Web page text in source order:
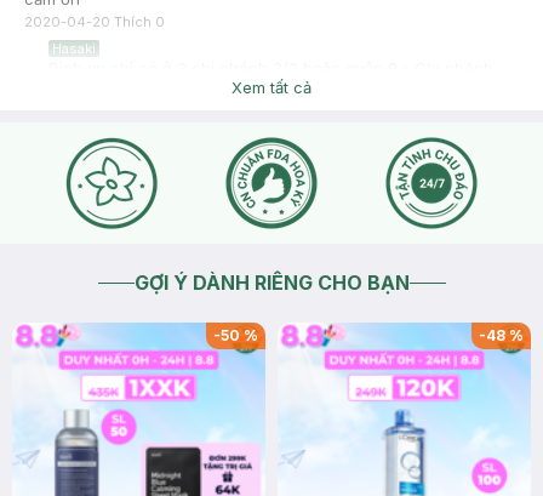
2020-04-20 Thích 0
Hasaki
Xem tất cả
GỢI Ý DÀNH RIÊNG CHO BẠN
-50% -48%